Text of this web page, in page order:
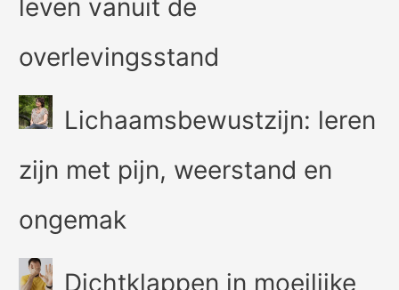
leven vanuit de
overlevingsstand
Lichaamsbewustzijn: leren
zijn met pijn, weerstand en
ongemak
Dichtklappen in moeilijke